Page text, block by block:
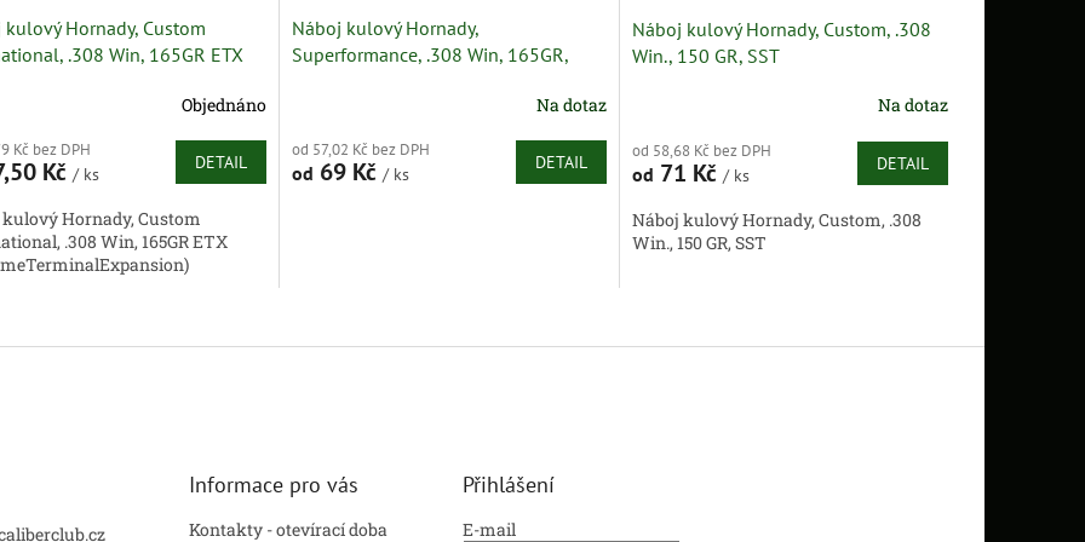
kulový Hornady, Custom
.308 Win, 165GR ETX
Objednáno
Kč bez DPH
Kč / ks
DETAIL
Hornady, Custom
.308 Win, 165GR ETX
Náboj kulový Hornady,
Superformance, .308 Win, 165GR,
Na dotaz
od 57,02 Kč bez DPH
od 69 Kč / ks
DETAIL
Náboj kulový Hornady, Custom, .308
Win., 150 GR, SST
Na dotaz
od 58,68 Kč bez DPH
od 71 Kč / ks
DETAIL
Náboj kulový Hornady, Custom, .308
Win., 150 GR, SST
v
Informace pro vás
Kontakty - otevírací doba
Přihlášení
E-mail